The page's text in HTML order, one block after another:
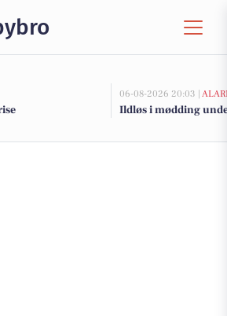
06-08-2026 20:03 |
Ildløs i mødding